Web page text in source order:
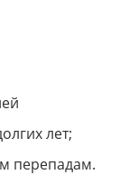
лет;
перепадам.